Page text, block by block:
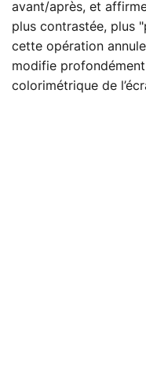
avant/après, et
plus contrastée, plus
cette opération
modifie
colorimétrique de